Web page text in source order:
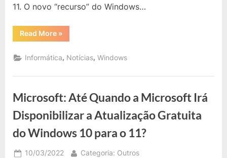
11. O novo “recurso” do Windows…
Read More“Microsoft:
Windows
Terá
Anúncios
do
»
Informática, Notícias,Windows
Microsoft: Até Quando a Microsoft Irá
Disponibilizar a Atualização Gratuita
do Windows 10 para o 11?
Posted
10/03/2022 By
Categoria: Outros